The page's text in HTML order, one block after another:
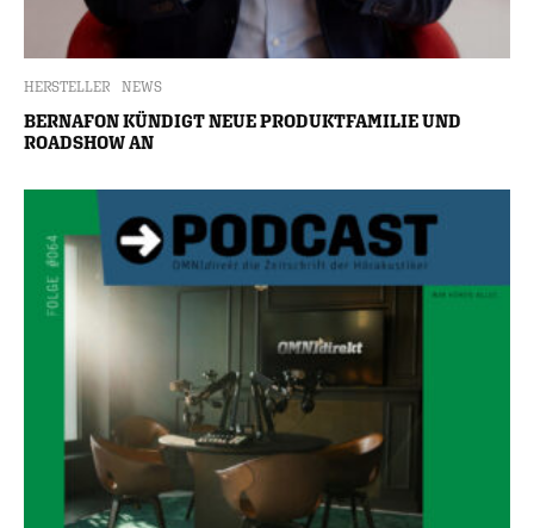
HERSTELLER NEWS
BERNAFON KÜNDIGT NEUE PRODUKTFAMILIE UND
ROADSHOW AN